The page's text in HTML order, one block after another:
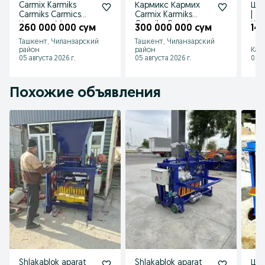
Carmix Karmiks
Carmiks Carmics
Кармикс Миксер
Бетономиксер 1,2
куб
260 000 000 сум
Ташкент, Чиланзарский
район
05 августа 2026 г.
Кармикс Кармих
Carmix Karmiks
Carmiks Carmics
куб
300 000 000 сум
Ташкент, Чиланзарский
район
05 августа 2026 г.
|
05
Похожие объявления
Shlakablok aparat Shlakablok aparat